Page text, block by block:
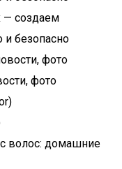
— создаем
безопасно
фото